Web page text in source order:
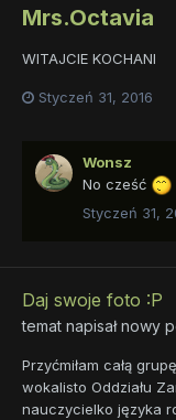
Mrs.Octavia
WITAJCIE KOCHANI
Styczeń 31, 2016
Wonsz
No cześć
Styczeń 31,
Daj swoje foto :P
temat napisał nowy
Przyćmiłam całą
wokalisto Oddziału
nauczycielko języka